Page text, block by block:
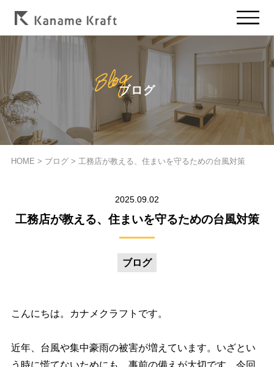
ブログ
HOME > ブログ> 工務店が教える、住まいを守るための台風対策
2025.09.02
工務店が教える、住まいを守るための台風対策
ブログ
こんにちは。カナメクラフトです。
近年、台風や集中豪雨の被害が増えています。いざとい
う時に慌てないためにも、事前の備えが大切です。今回